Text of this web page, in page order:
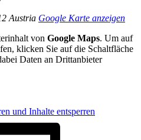
Austria Google Karte anzeigen
von Google Maps. Um auf
klicken Sie auf die Schaltfläche
Daten an Drittanbieter
und Inhalte entsperren